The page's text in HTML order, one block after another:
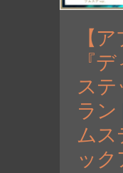
【
『
ステ
ラン
ムス
ック